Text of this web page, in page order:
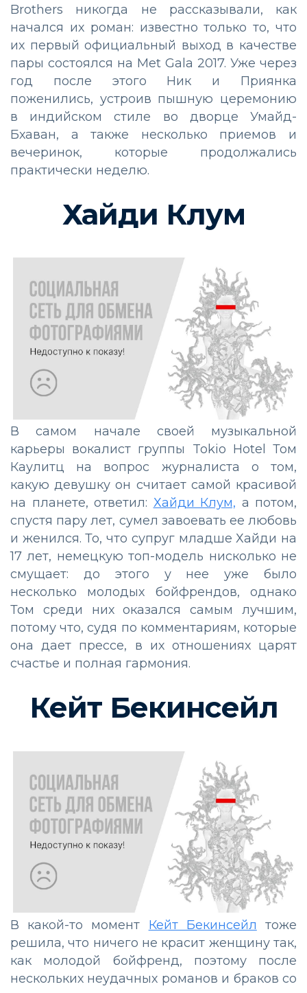
Brothers никогда не рассказывали, как
начался их роман: известно только то, что
их первый официальный выход в качестве
пары состоялся на Met Gala 2017. Уже через
год после этого Ник и Приянка
поженились, устроив пышную церемонию
в индийском стиле во дворце Умайд-
Бхаван, а также несколько приемов и
вечеринок, которые продолжались
практически неделю.
Хайди Клум
В самом начале своей музыкальной
карьеры вокалист группы Tokio Hotel Том
Каулитц на вопрос журналиста о том,
какую девушку он считает самой красивой
на планете, ответил: Хайди Клум, а потом,
спустя пару лет, сумел завоевать ее любовь
и женился. То, что супруг младше Хайди на
17 лет, немецкую топ-модель нисколько не
смущает: до этого у нее уже было
несколько молодых бойфрендов, однако
Том среди них оказался самым лучшим,
потому что, судя по комментариям, которые
она дает прессе, в их отношениях царят
счастье и полная гармония.
Кейт Бекинсейл
В какой-то момент Кейт Бекинсейл тоже
решила, что ничего не красит женщину так,
как молодой бойфренд, поэтому после
нескольких неудачных романов и браков со